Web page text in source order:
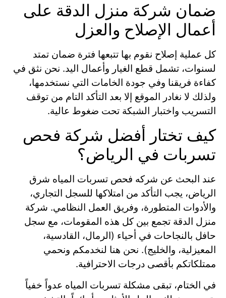
ضمان شركة منزل الدقة على
أعمال الإصلاح والعزل
كل عملية إصلاح نقوم بها تتبعها فترة ضمان تمتد
لسنوات، تشمل قطع الغيار وأعمال اليد. نحن نثق في
كفاءة فريقنا وفي جودة الخامات التي نستخدمها،
ولذلك لا نغادر الموقع إلا بعد التأكد التام من توقف
التسريب واختبار الشبكة تحت ضغوط عالية.
كيف تختار أفضل شركة فحص
تسربات في الرياض؟
عند البحث عن شركه فحص تسربات المياه شرق
الرياض، يجب التأكد من امتلاكها للسجل التجاري،
والأدوات المتطورة، وفريق العمل النظامي. شركة
منزل الدقة تجمع بين كل هذه المقومات، مع سجل
حافل بالنجاحات في أحياء (الرمال، القادسية،
المعيزلية، والخليج). نحن هنا لنخدمكم ونحمي
ممتلكاتكم بأقصى درجات الاحترافية.
في الختام، تبقى مشكلة تسربات المياه عدواً خفياً